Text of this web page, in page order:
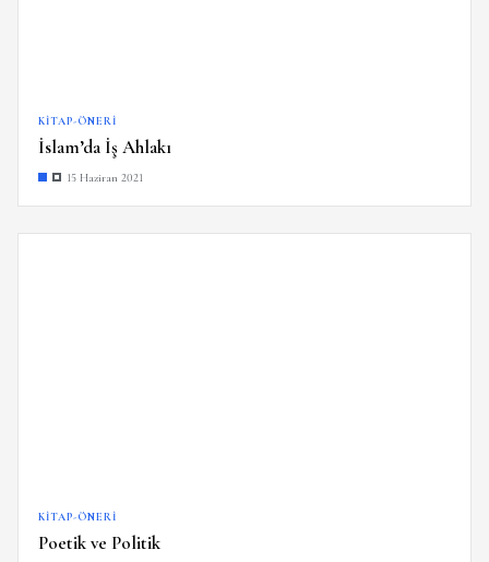
KITAP-ÖNERI
İslam’da İş Ahlakı
15 Haziran 2021
KITAP-ÖNERI
Poetik ve Politik